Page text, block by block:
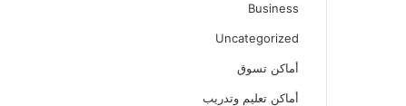
Business
Uncategorized
أماكن تسوق
أماكن تعليم وتدريب